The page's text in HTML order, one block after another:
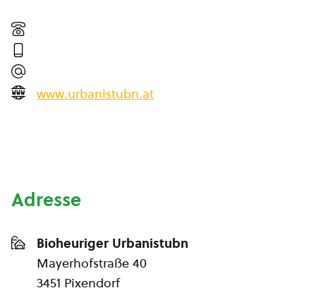
www.urbanistubn.at
Adresse
Bioheuriger Urbanistubn
Mayerhofstraße 40
3451 Pixendorf